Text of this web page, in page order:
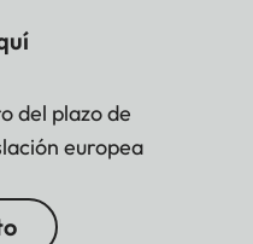
del plazo de
europea